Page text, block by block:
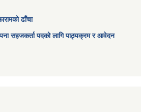
ढाँचा
सहजकर्ता पदको लागि पाठ्यक्रम र आवेदन